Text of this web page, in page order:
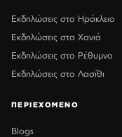
Εκδηλώσεις στο Ηράκλειο
Εκδηλώσεις στα Χανιά
Εκδηλώσεις στο Ρέθυμνο
Εκδηλώσεις στο Λασίθι
ΠΕΡΙΕΧΟΜΕΝΟ
Blogs